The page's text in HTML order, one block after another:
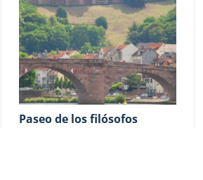
Paseo de los filósofos